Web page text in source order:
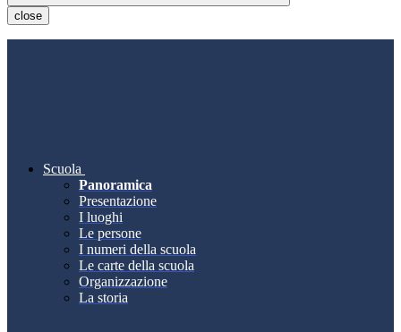
close
Scuola
Panoramica
Presentazione
I luoghi
Le persone
I numeri della scuola
Le carte della scuola
Organizzazione
La storia